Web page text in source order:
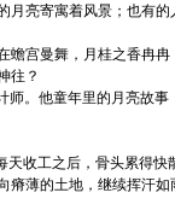
月亮寄寓着风景；也有的
蟾宫曼舞，月桂之香冉冉
往？
师。他童年里的月亮故事
天收工之后，骨头累得快
瘠薄的土地，继续挥汗如